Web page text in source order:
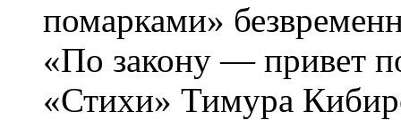
помарками»
«По закону — привет
«Стихи» Тимура